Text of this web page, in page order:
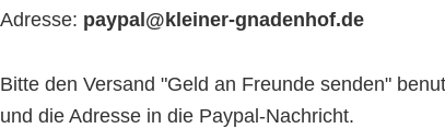
Adresse: paypal@kleiner-gnadenhof.de
Bitte den Versand "Geld an Freunde senden"
und die Adresse in die Paypal-Nachricht.